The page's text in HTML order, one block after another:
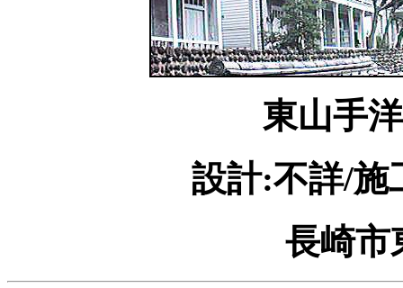
東山手
設計:不詳/施
長崎市